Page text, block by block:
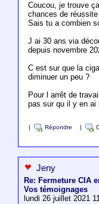
Coucou, je trouve
chances de
Sais tu a combien
J ai 30 ans via
depuis novembre
C est sur que la
diminuer un peu ?
Pour l arrêt de
pas sur qu il y en ai
Répondre
Jeny
Re: Fermeture CIA
Vos témoignages
lundi 26 juillet 2021